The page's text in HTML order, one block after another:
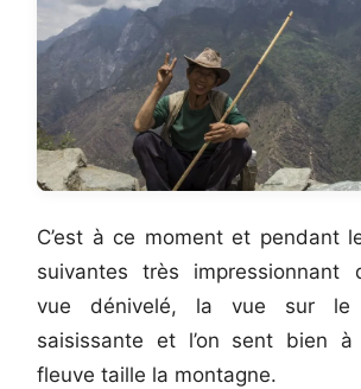
C’est à ce moment et pendant
suivantes très impressionnant
vue dénivelé, la vue sur le
saisissante et l’on sent bien
fleuve taille la montagne.